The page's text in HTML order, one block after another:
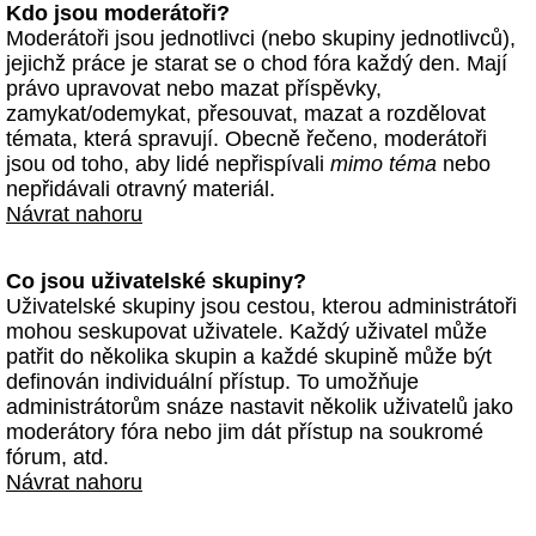
Kdo jsou moderátoři?
Moderátoři jsou jednotlivci (nebo skupiny jednotlivců),
jejichž práce je starat se o chod fóra každý den. Mají
právo upravovat nebo mazat příspěvky,
zamykat/odemykat, přesouvat, mazat a rozdělovat
témata, která spravují. Obecně řečeno, moderátoři
jsou od toho, aby lidé nepřispívali mimo téma nebo
nepřidávali otravný materiál.
Návrat nahoru
Co jsou uživatelské skupiny?
Uživatelské skupiny jsou cestou, kterou administrátoři
mohou seskupovat uživatele. Každý uživatel může
patřit do několika skupin a každé skupině může být
definován individuální přístup. To umožňuje
administrátorům snáze nastavit několik uživatelů jako
moderátory fóra nebo jim dát přístup na soukromé
fórum, atd.
Návrat nahoru